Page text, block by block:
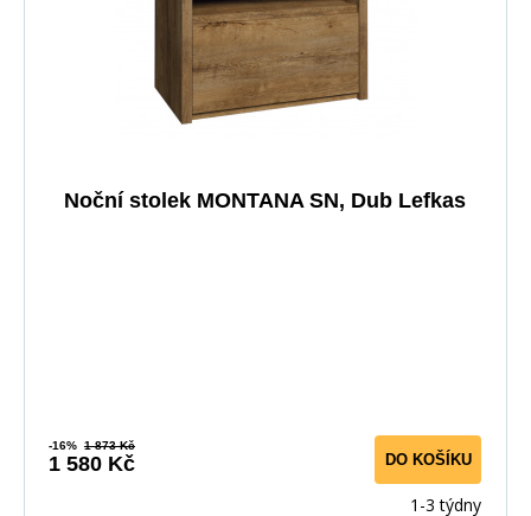
Noční stolek MONTANA SN, Dub Lefkas
-16% 1 873 Kč
1 580 Kč DO KOŠÍKU
1-3 týdny